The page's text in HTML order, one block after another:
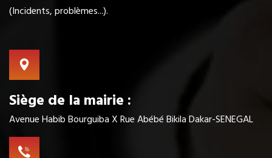
(Incidents, problèmes...).
Siège de la mairie :
Avenue Habib Bourguiba X Rue Abébé Bikila Dakar-SENEGAL